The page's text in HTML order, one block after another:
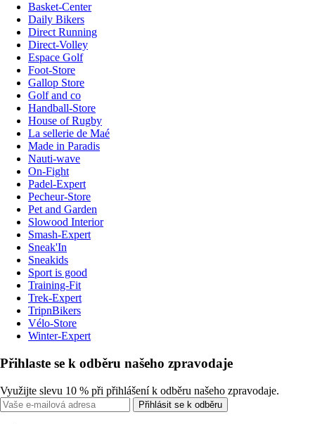
Basket-Center
Daily Bikers
Direct Running
Direct-Volley
Espace Golf
Foot-Store
Gallop Store
Golf and co
Handball-Store
House of Rugby
La sellerie de Maé
Made in Paradis
Nauti-wave
On-Fight
Padel-Expert
Pecheur-Store
Pet and Garden
Slowood Interior
Smash-Expert
Sneak'In
Sneakids
Sport is good
Training-Fit
Trek-Expert
TripnBikers
Vélo-Store
Winter-Expert
Přihlaste se k odběru našeho zpravodaje
Využijte slevu 10 % při přihlášení k odběru našeho zpravodaje.
Přihlásit se k odběru